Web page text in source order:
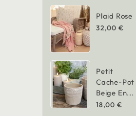
Plaid Rose
32,00 €
Petit
Cache-Pot
Beige En...
18,00 €